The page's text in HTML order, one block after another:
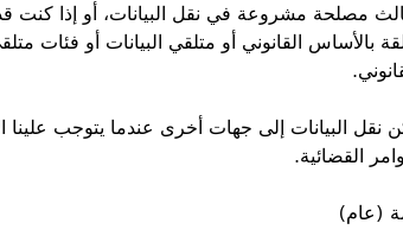
مصلحة مشروعة في نقل البيانات، أو إذا كنت
البيانات إلى جهات أخرى عندما يتوجب علينا
القضائية.